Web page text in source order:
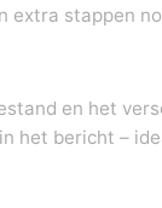
extra stappen
en het
het bericht –